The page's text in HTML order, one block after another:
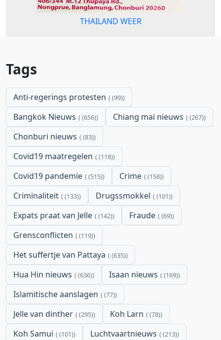
THAILAND WEER
Tags
Anti-regerings protesten (99)
Bangkok Nieuws (656) Chiang mai nieuws (267)
Chonburi nieuws (83)
Covid19 maatregelen (118)
Covid19 pandemie (515) Crime (158)
Criminaliteit (133) Drugssmokkel (101)
Expats praat van Jelle (142) Fraude (69)
Grensconflicten (119)
Het suffertje van Pattaya (635)
Hua Hin nieuws (636) Isaan nieuws (169)
Islamitische aanslagen (77)
Jelle van dinther (295) Koh Larn (78)
Koh Samui (101) Luchtvaartnieuws (213)